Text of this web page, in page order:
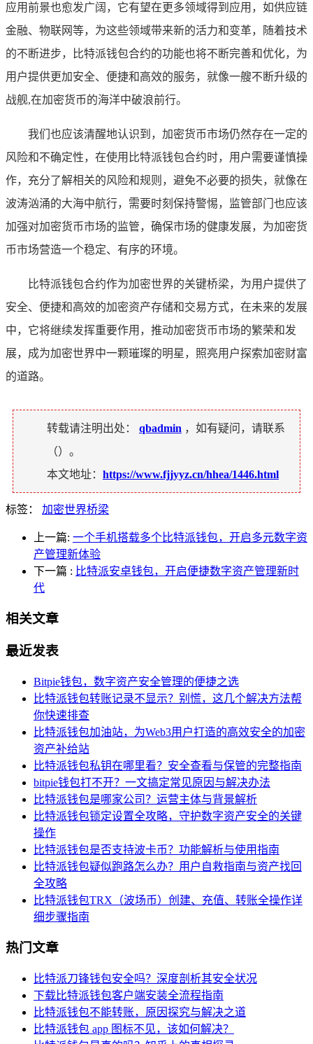
应用前景也愈发广阔，它有望在更多领域得到应用，如供应链
金融、物联网等，为这些领域带来新的活力和变革，随着技术
的不断进步，比特派钱包合约的功能也将不断完善和优化，为
用户提供更加安全、便捷和高效的服务，就像一艘不断升级的
战舰,在加密货币的海洋中破浪前行。
我们也应该清醒地认识到，加密货币市场仍然存在一定的
风险和不确定性，在使用比特派钱包合约时，用户需要谨慎操
作，充分了解相关的风险和规则，避免不必要的损失，就像在
波涛汹涌的大海中航行，需要时刻保持警惕，监管部门也应该
加强对加密货币市场的监管，确保市场的健康发展，为加密货
币市场营造一个稳定、有序的环境。
比特派钱包合约作为加密世界的关键桥梁，为用户提供了
安全、便捷和高效的加密资产存储和交易方式，在未来的发展
中，它将继续发挥重要作用，推动加密货币市场的繁荣和发
展，成为加密世界中一颗璀璨的明星，照亮用户探索加密财富
的道路。
转载请注明出处： qbadmin ，如有疑问，请联系
（）。
本文地址： https://www.fjjyyz.cn/hhea/1446.html
标签： 加密世界桥梁
上一篇: 一个手机搭载多个比特派钱包，开启多元数字资
产管理新体验
下一篇 : 比特派安卓钱包，开启便捷数字资产管理新时
代
相关文章
最近发表
Bitpie钱包，数字资产安全管理的便捷之选
比特派钱包转账记录不显示？别慌，这几个解决方法帮
你快速排查
比特派钱包加油站，为Web3用户打造的高效安全的加密
资产补给站
比特派钱包私钥在哪里看？安全查看与保管的完整指南
bitpie钱包打不开？一文搞定常见原因与解决办法
比特派钱包是哪家公司？运营主体与背景解析
比特派钱包锁定设置全攻略，守护数字资产安全的关键
操作
比特派钱包是否支持波卡币？功能解析与使用指南
比特派钱包疑似跑路怎么办？用户自救指南与资产找回
全攻略
比特派钱包TRX（波场币）创建、充值、转账全操作详
细步骤指南
热门文章
比特派刀锋钱包安全吗？深度剖析其安全状况
下载比特派钱包客户端安装全流程指南
比特派钱包不能转账，原因探究与解决之道
比特派钱包 app 图标不见，该如何解决？